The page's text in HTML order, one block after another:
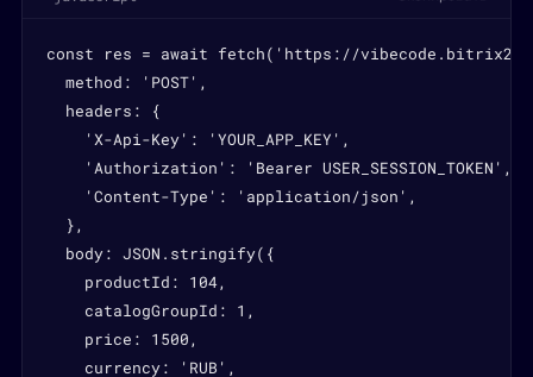
const res = await fetch('https://
  method: 'POST',
  headers: {
    'X-Api-Key': 'YOUR_APP_KEY',
    'Authorization': 'Bearer USER_SESSION_TOKEN',
    'Content-Type': 'application/json',
  },
  body: JSON.stringify({
    productId: 104,
    catalogGroupId: 1,
    price: 1500,
    currency: 'RUB',